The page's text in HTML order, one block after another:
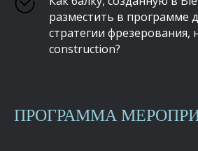
разместить в программе
стратегии фрезерования,
construction?
ПРОГРАММА